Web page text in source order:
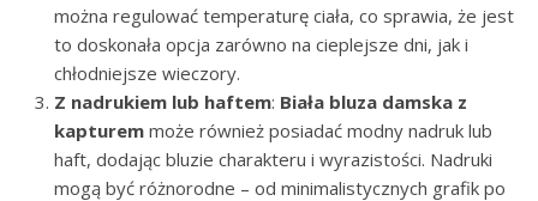
można regulować temperaturę ciała, co sprawia, że jest
to doskonała opcja zarówno na cieplejsze dni, jak i
chłodniejsze wieczory.
Z nadrukiem lub haftem: Biała bluza damska z
kapturem może również posiadać modny nadruk lub
haft, dodając bluzie charakteru i wyrazistości. Nadruki
mogą być różnorodne – od minimalistycznych grafik po